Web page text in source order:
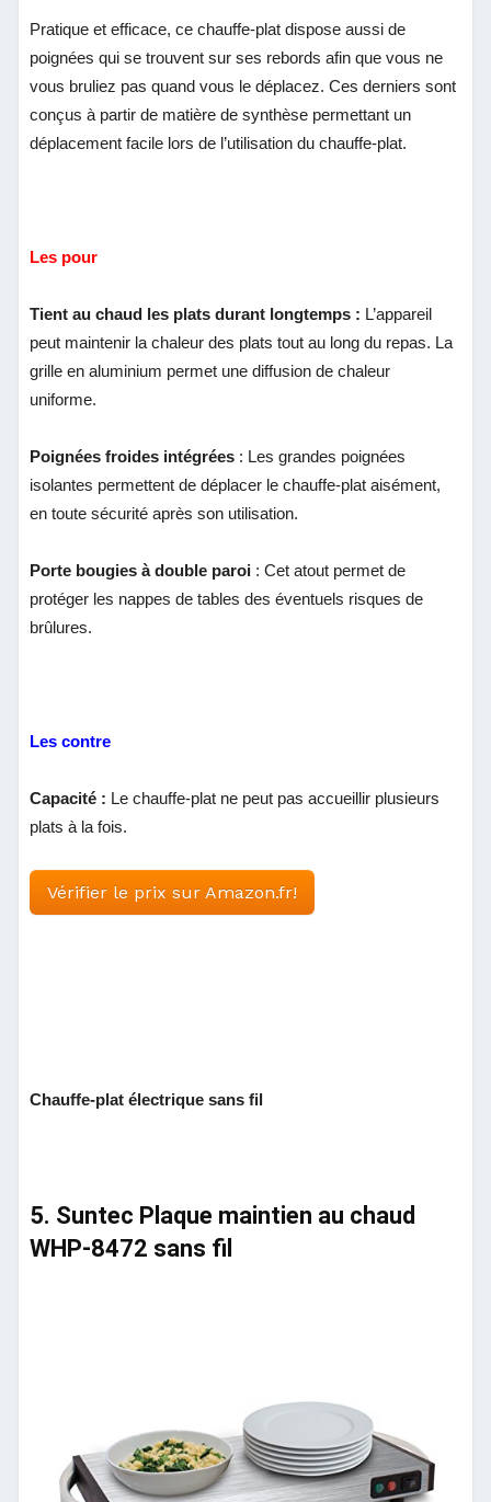
Pratique et efficace, ce chauffe-plat dispose aussi de
poignées qui se trouvent sur ses rebords afin que vous ne
vous bruliez pas quand vous le déplacez. Ces derniers sont
conçus à partir de matière de synthèse permettant un
déplacement facile lors de l’utilisation du chauffe-plat.
Les pour
Tient au chaud les plats durant longtemps : L’appareil
peut maintenir la chaleur des plats tout au long du repas. La
grille en aluminium permet une diffusion de chaleur
uniforme.
Poignées froides intégrées : Les grandes poignées
isolantes permettent de déplacer le chauffe-plat aisément,
en toute sécurité après son utilisation.
Porte bougies à double paroi : Cet atout permet de
protéger les nappes de tables des éventuels risques de
brûlures.
Les contre
Capacité : Le chauffe-plat ne peut pas accueillir plusieurs
plats à la fois.
Vérifier le prix sur Amazon.fr!
Chauffe-plat électrique sans fil
5. Suntec Plaque maintien au chaud
WHP-8472 sans fil